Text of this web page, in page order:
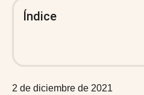
Índice
2 de diciembre de 2021